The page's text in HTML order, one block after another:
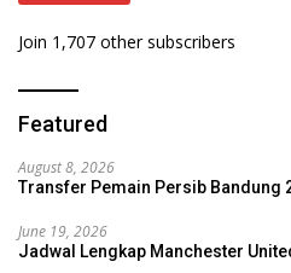
Join 1,707 other subscribers
Featured
August 8, 2026
Transfer Pemain Persib Bandung
June 19, 2026
Jadwal Lengkap Manchester